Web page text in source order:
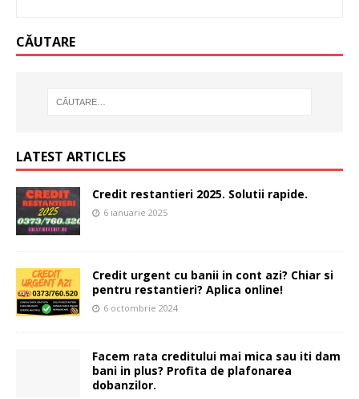
CĂUTARE
LATEST ARTICLES
Credit restantieri 2025. Solutii rapide.
6 ianuarie 2025
Credit urgent cu banii in cont azi? Chiar si
pentru restantieri? Aplica online!
6 octombrie 2024
Facem rata creditului mai mica sau iti dam
bani in plus? Profita de plafonarea
dobanzilor.